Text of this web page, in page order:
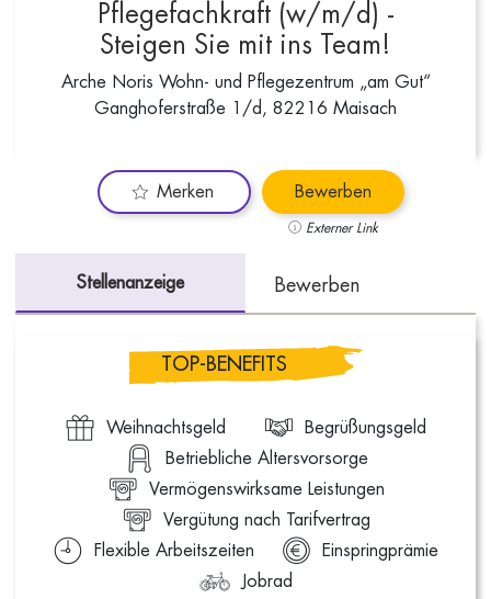
Pflegefachkraft (w/m/d) -
Steigen Sie mit ins Team!
Arche Noris Wohn- und Pflegezentrum „am Gut“
Ganghoferstraße 1/d, 82216 Maisach
Merken Bewerben
Externer Link
Stellenanzeige Bewerben
TOP-BENEFITS
Weihnachtsgeld
Begrüßungsgeld
Betriebliche Altersvorsorge
Vermögenswirksame Leistungen
Vergütung nach Tarifvertrag
Flexible Arbeitszeiten
Einspringprämie
Jobrad